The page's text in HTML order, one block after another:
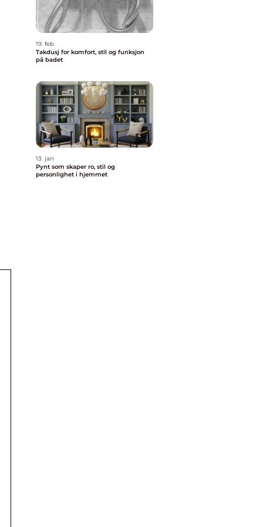
19. feb
Takdusj for komfort, stil og funksjon
på badet
13. jan
Pynt som skaper ro, stil og
personlighet i hjemmet